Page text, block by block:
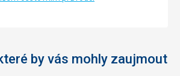
by vás mohly zaujmout